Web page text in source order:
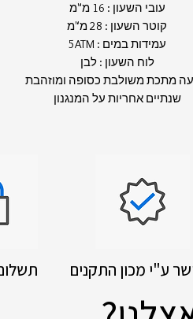
עובי השעון : 16 מ"מ
קוטר השעון : 28 מ"מ
עמידות במים : 5ATM
לוח השעון : לבן
מתכת משולבת כסופה ומוזהבת
שנתיים אחריות על המנגנון
ע"י מכון התקנים